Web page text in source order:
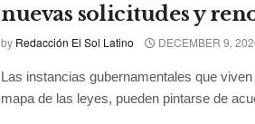
nuevas solicitudes y
by Redacción El Sol Latino DECEMBER 9,
Las instancias gubernamentales que
mapa de las leyes, pueden pintarse de